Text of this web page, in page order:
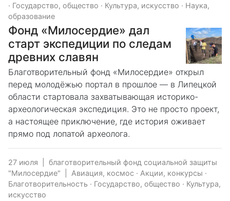
· Государство, общество · Культура, искусство · Наука,
образование
Фонд «Милосердие» дал
старт экспедиции по следам
древних славян
Благотворительный фонд «Милосердие» открыл
перед молодёжью портал в прошлое — в Липецкой
области стартовала захватывающая историко-
археологическая экспедиция. Это не просто проект,
а настоящее приключение, где история оживает
прямо под лопатой археолога.
27 июля
благотворительный фонд социальной защиты
"Милосердие"
Авиация, космос · Акции, конкурсы ·
Благотворительность · Государство, общество · Культура,
искусство